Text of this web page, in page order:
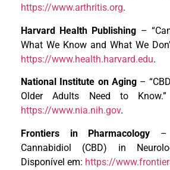
https://www.arthritis.org.
Harvard Health Publishing –
What We Know and What We
https://www.health.harvard.edu.
National Institute on Aging–
Older Adults Need to
https://www.nia.nih.gov.
Frontiers in Pharmacology –
Cannabidiol (CBD) in
Disponível em: https://